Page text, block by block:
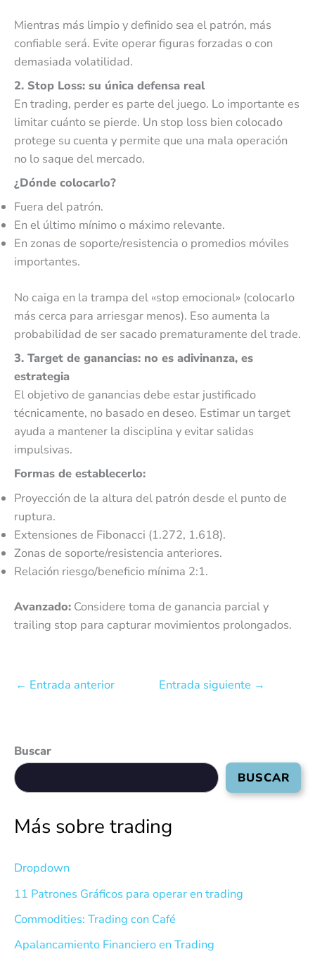
Mientras más limpio y definido sea el patrón, más
confiable será. Evite operar figuras forzadas o con
demasiada volatilidad.
2. Stop Loss: su única defensa real
En trading, perder es parte del juego. Lo importante es
limitar cuánto se pierde. Un stop loss bien colocado
protege su cuenta y permite que una mala operación
no lo saque del mercado.
¿Dónde colocarlo?
Fuera del patrón.
En el último mínimo o máximo relevante.
En zonas de soporte/resistencia o promedios móviles
importantes.
No caiga en la trampa del «stop emocional» (colocarlo
más cerca para arriesgar menos). Eso aumenta la
probabilidad de ser sacado prematuramente del trade.
3. Target de ganancias: no es adivinanza, es
estrategia
El objetivo de ganancias debe estar justificado
técnicamente, no basado en deseo. Estimar un target
ayuda a mantener la disciplina y evitar salidas
impulsivas.
Formas de establecerlo:
Proyección de la altura del patrón desde el punto de
ruptura.
Extensiones de Fibonacci (1.272, 1.618).
Zonas de soporte/resistencia anteriores.
Relación riesgo/beneficio mínima 2:1.
Avanzado: Considere toma de ganancia parcial y
trailing stop para capturar movimientos prolongados.
← Entrada anterior Entrada siguiente →
Buscar
BUSCAR
Más sobre trading
Dropdown
11 Patrones Gráficos para operar en trading
Commodities: Trading con Café
Apalancamiento Financiero en Trading